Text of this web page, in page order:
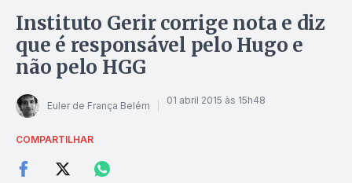
Instituto Gerir corrige nota e diz
que é responsável pelo Hugo e
não pelo HGG
Euler de França Belém 01 abril 2015 às 15h48
COMPARTILHAR